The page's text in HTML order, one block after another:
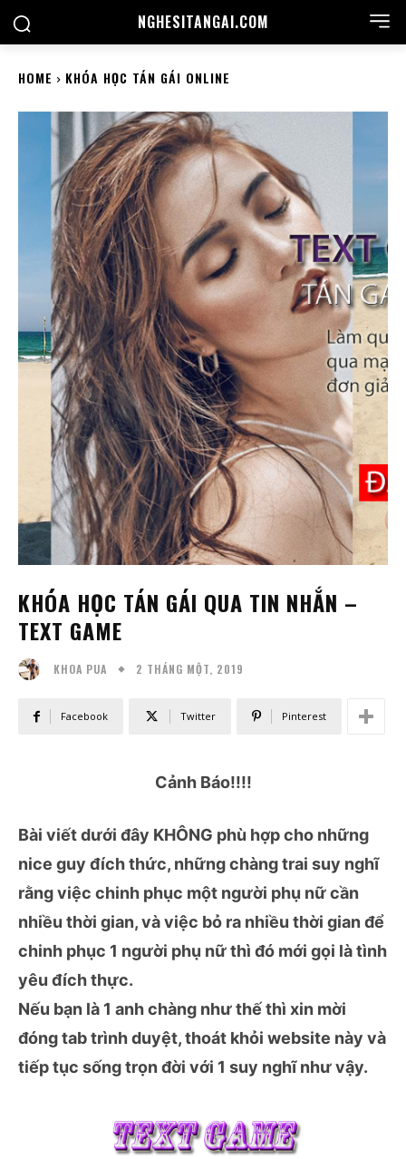
NGHESITANGAI.COM
HOME KHÓA HỌC TÁN GÁI ONLINE
KHÓA HỌC TÁN GÁI QUA TIN NHẮN –
TEXT GAME
KHOA PUA 2 THÁNG MỘT, 2019
Facebook Twitter Pinterest
Cảnh Báo!!!!
Bài viết dưới đây KHÔNG phù hợp cho những
nice guy đích thức, những chàng trai suy nghĩ
rằng việc chinh phục một người phụ nữ cần
nhiều thời gian, và việc bỏ ra nhiều thời gian để
chinh phục 1 người phụ nữ thì đó mới gọi là tình
yêu đích thực.
Nếu bạn là 1 anh chàng như thế thì xin mời
đóng tab trình duyệt, thoát khỏi website này và
tiếp tục sống trọn đời với 1 suy nghĩ như vậy.